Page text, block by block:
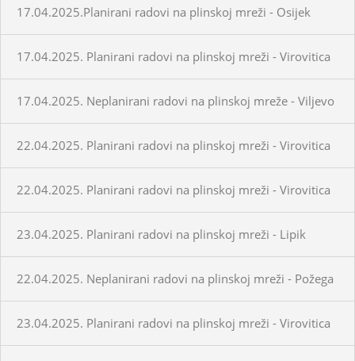
17.04.2025.Planirani radovi na plinskoj mreži - Osijek
17.04.2025. Planirani radovi na plinskoj mreži - Virovitica
17.04.2025. Neplanirani radovi na plinskoj mreže - Viljevo
22.04.2025. Planirani radovi na plinskoj mreži - Virovitica
22.04.2025. Planirani radovi na plinskoj mreži - Virovitica
23.04.2025. Planirani radovi na plinskoj mreži - Lipik
22.04.2025. Neplanirani radovi na plinskoj mreži - Požega
23.04.2025. Planirani radovi na plinskoj mreži - Virovitica